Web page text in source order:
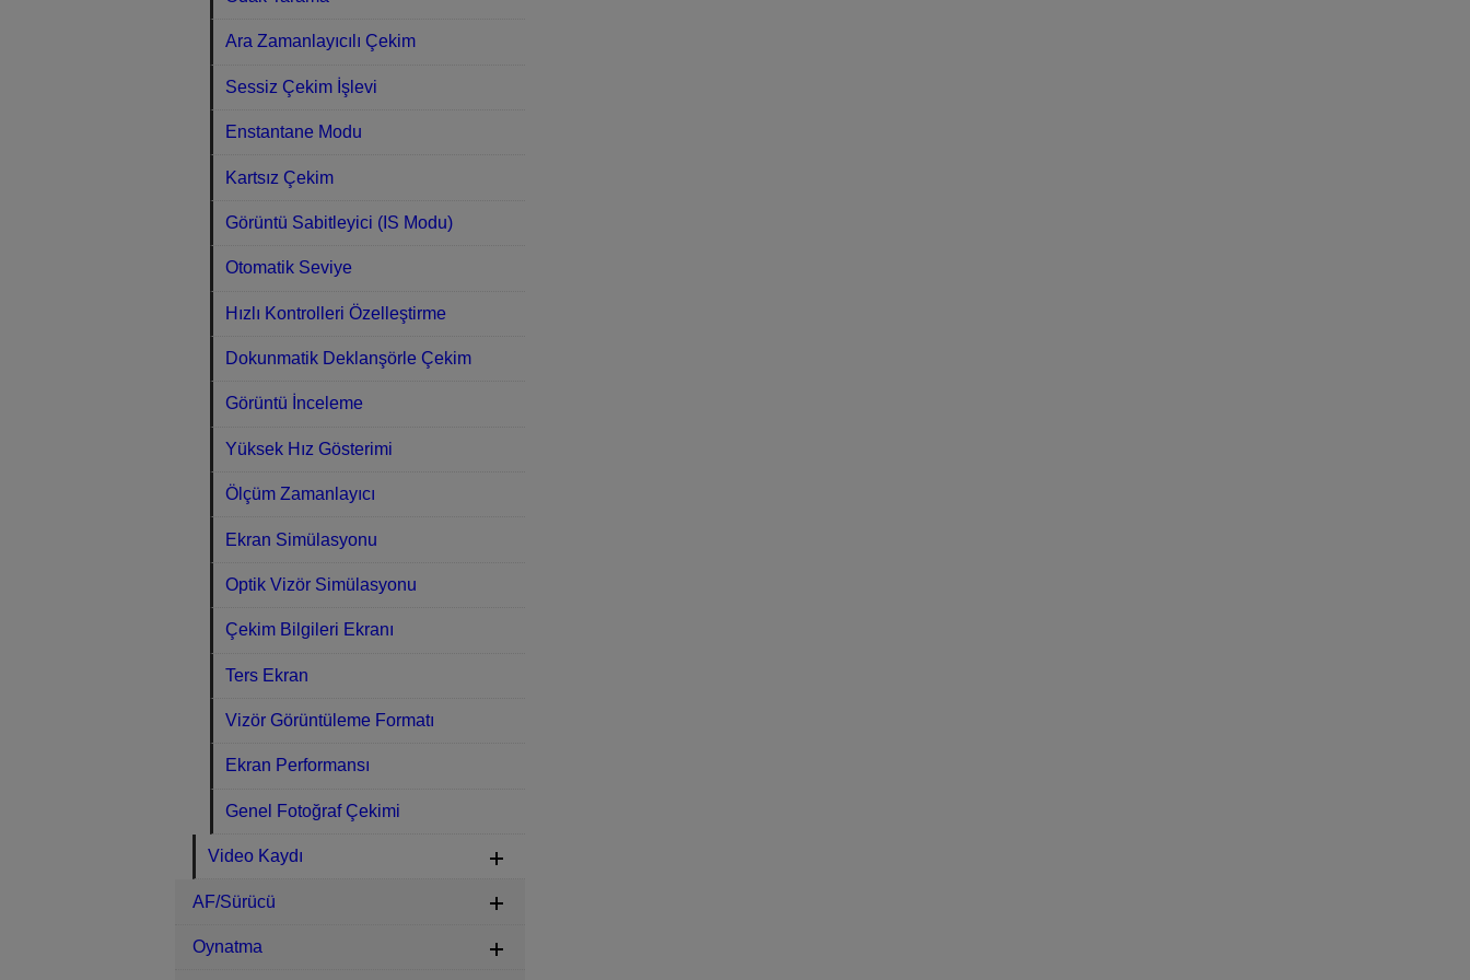
Ara Zamanlayıcılı Çekim
Sessiz Çekim İşlevi
Enstantane Modu
Kartsız Çekim
Görüntü Sabitleyici (IS Modu)
Otomatik Seviye
Hızlı Kontrolleri Özelleştirme
Dokunmatik Deklanşörle Çekim
Görüntü İnceleme
Yüksek Hız Gösterimi
Ölçüm Zamanlayıcı
Ekran Simülasyonu
Optik Vizör Simülasyonu
Çekim Bilgileri Ekranı
Ters Ekran
Vizör Görüntüleme Formatı
Ekran Performansı
Genel Fotoğraf Çekimi
Video Kaydı
AF/Sürücü
Oynatma